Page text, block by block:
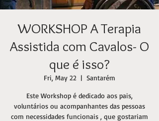
WORKSHOP A Terapia
Assistida com Cavalos- O
que é isso?
Fri, May 22
  |
Santarém
Este Workshop é dedicado aos pais,
voluntários ou acompanhantes das pessoas
com necessidades funcionais , que gostariam